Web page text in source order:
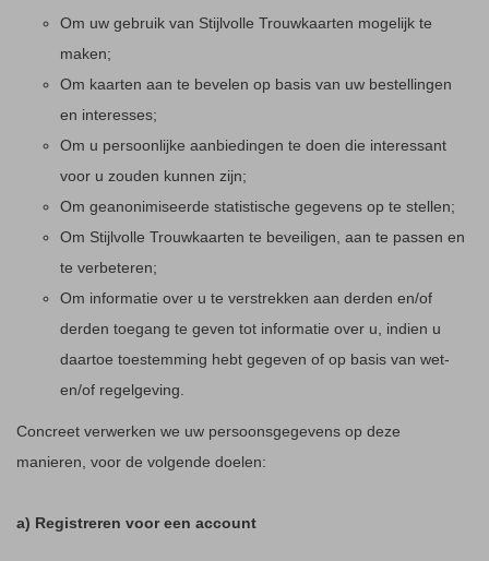
Om uw gebruik van Stijlvolle Trouwkaarten mogelijk te
maken;
Om kaarten aan te bevelen op basis van uw bestellingen
en interesses;
Om u persoonlijke aanbiedingen te doen die interessant
voor u zouden kunnen zijn;
Om geanonimiseerde statistische gegevens op te stellen;
Om Stijlvolle Trouwkaarten te beveiligen, aan te passen en
te verbeteren;
Om informatie over u te verstrekken aan derden en/of
derden toegang te geven tot informatie over u, indien u
daartoe toestemming hebt gegeven of op basis van wet-
en/of regelgeving.
Concreet verwerken we uw persoonsgegevens op deze
manieren, voor de volgende doelen:
a) Registreren voor een account